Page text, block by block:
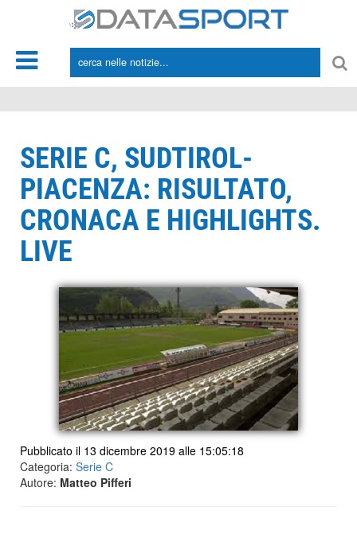
SERIE C, SUDTIROL-
PIACENZA: RISULTATO,
CRONACA E HIGHLIGHTS.
LIVE
Pubblicato il 13 dicembre 2019 alle 15:05:18
Categoria: Serie C
Autore: Matteo Pifferi